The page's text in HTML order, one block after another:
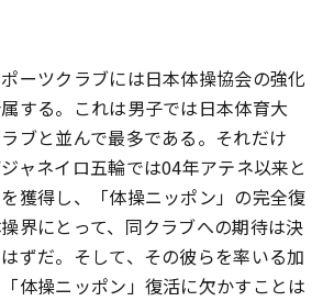
ーツクラブには日本体操協会の強化
する。これは男子では日本体育大
ブと並んで最多である。それだけ
ャネイロ五輪では04年アテネ以来と
獲得し、「体操ニッポン」の完全復
界にとって、同クラブへの期待は決
ずだ。そして、その彼らを率いる加
体操ニッポン」復活に欠かすことは